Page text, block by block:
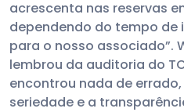
acrescenta nas reservas
dependendo do tempo de
para o nosso associado”.
lembrou da auditoria do
encontrou nada de
seriedade e a